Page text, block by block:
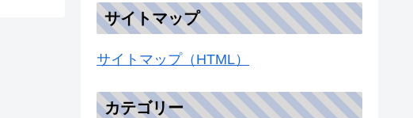
によるシングルアンプ製作…
サイトマップ
サイトマップ（HTML）
カテゴリー